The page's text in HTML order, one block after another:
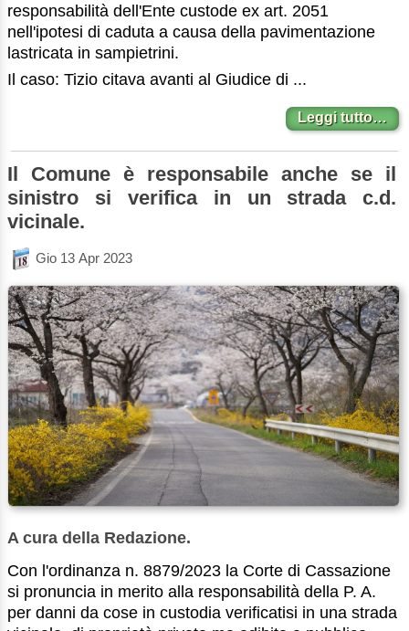
responsabilità dell'Ente custode ex art. 2051
nell'ipotesi di caduta a causa della pavimentazione
lastricata in sampietrini.
Il caso: Tizio citava avanti al Giudice di ...
Leggi tutto…
Il Comune è responsabile anche se il
sinistro si verifica in un strada c.d.
vicinale.
Gio 13 Apr 2023
A cura della Redazione.
Con l'ordinanza n. 8879/2023 la Corte di Cassazione
si pronuncia in merito alla responsabilità della P. A.
per danni da cose in custodia verificatisi in una strada